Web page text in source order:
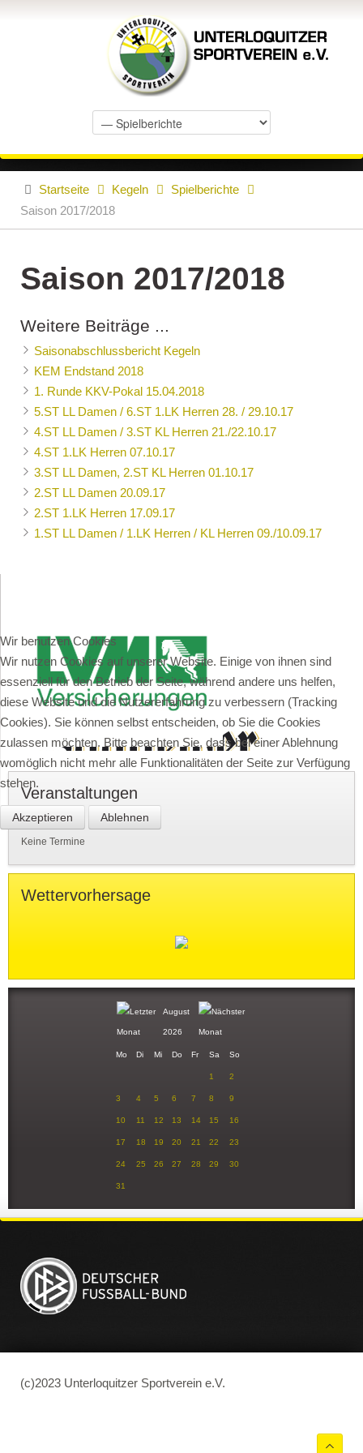
Startseite Kegeln
Spielberichte
Saison 2017/2018
Saison 2017/2018
Weitere Beiträge ...
Saisonabschlussbericht Kegeln
KEM Endstand 2018
1. Runde KKV-Pokal 15.04.2018
5.ST LL Damen / 6.ST 1.LK Herren 28. / 29.10.17
4.ST LL Damen / 3.ST KL Herren 21./22.10.17
4.ST 1.LK Herren 07.10.17
3.ST LL Damen, 2.ST KL Herren 01.10.17
2.ST LL Damen 20.09.17
2.ST 1.LK Herren 17.09.17
1.ST LL Damen / 1.LK Herren / KL Herren 09./10.09.17
Veranstaltungen
Keine Termine
Wettervorhersage
August
2026
Mo Di Mi Do Fr Sa So
1 2
3 4 5 6 7 8 9
10 11 12 13 14 15 16
17 18 19 20 21 22 23
24 25 26 27 28 29 30
31
(c)2023 Unterloquitzer Sportverein e.V.
Wir benutzen Cookies
Wir nutzen Cookies auf unserer Website. Einige von ihnen sind
essenziell für den Betrieb der Seite, während andere uns helfen,
diese Website und die Nutzererfahrung zu verbessern (Tracking
Cookies). Sie können selbst entscheiden, ob Sie die Cookies
zulassen möchten. Bitte beachten Sie, dass bei einer Ablehnung
womöglich nicht mehr alle Funktionalitäten der Seite zur Verfügung
stehen.
Akzeptieren Ablehnen